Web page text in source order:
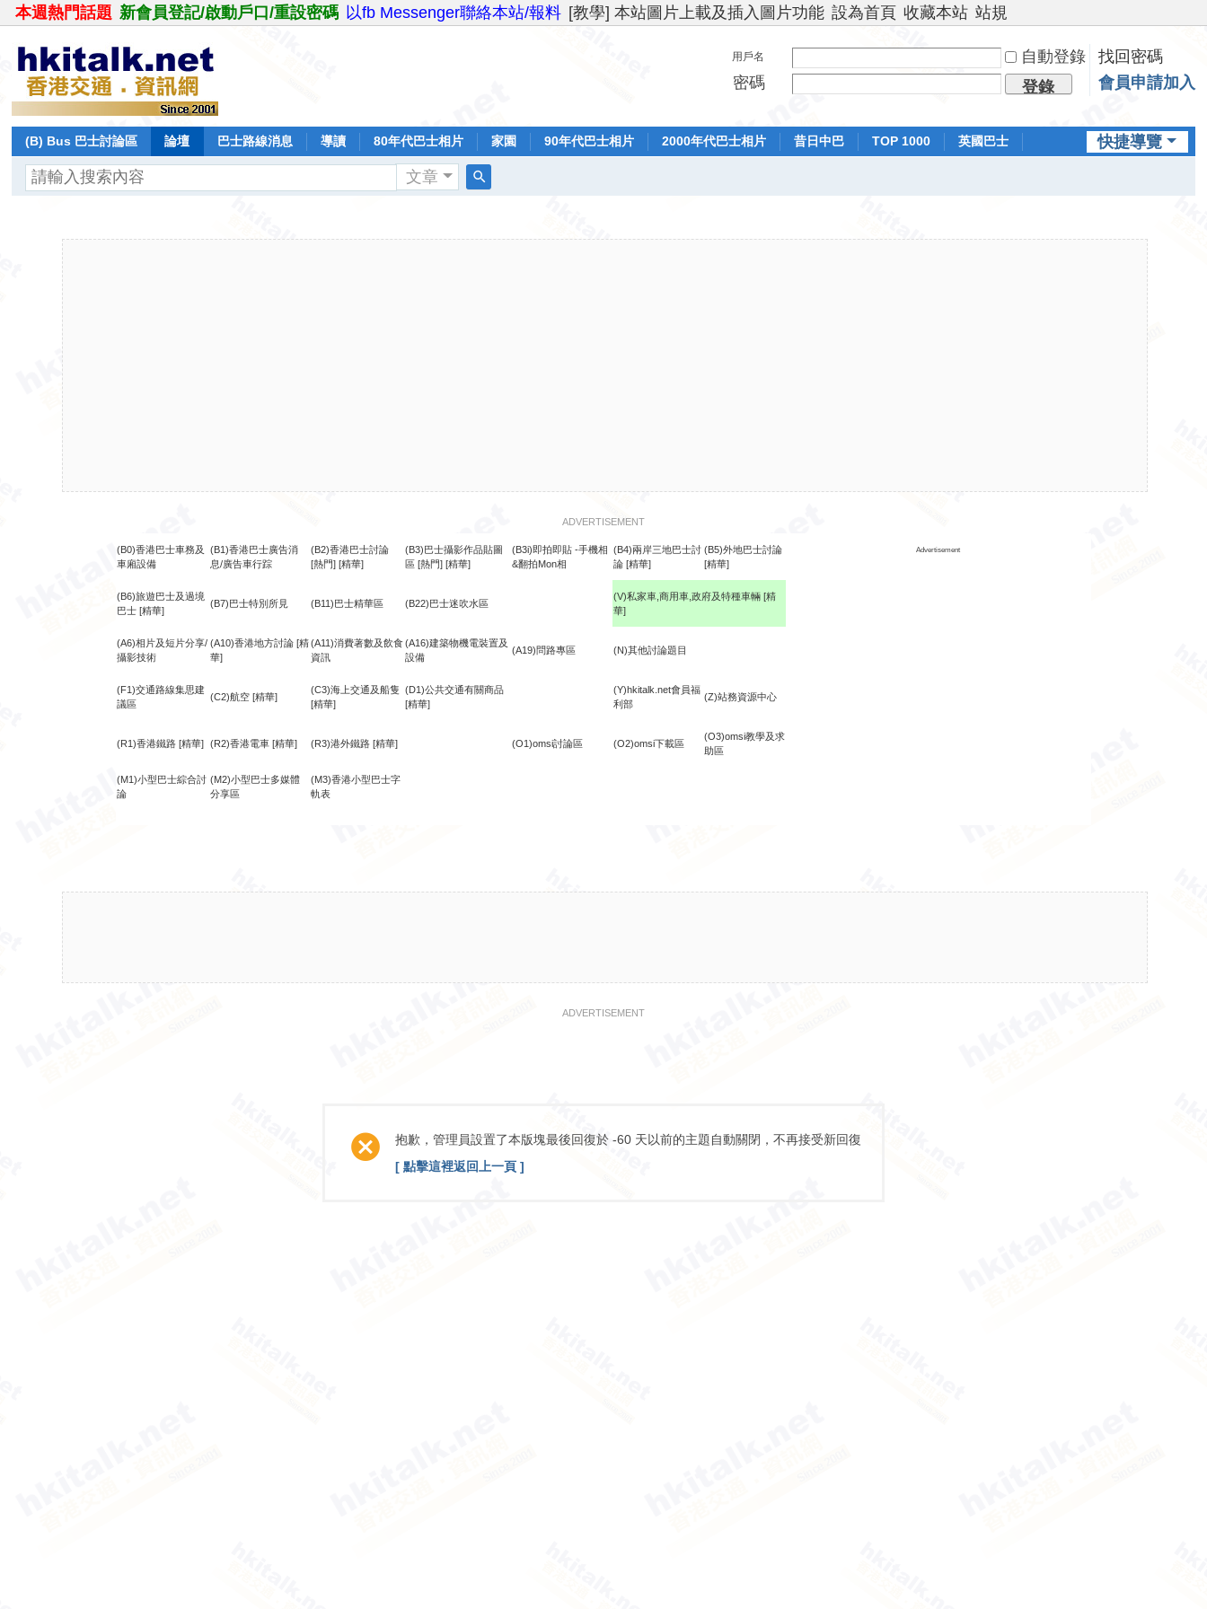
本週熱門話題 新會員登記/啟動戶口/重設密碼 以fb Messenger聯絡本站/報料 [教學] 本站圖片上載及插入圖片功能 設為首頁 收藏本站 站規
用戶名 自動登錄
找回密碼
密碼
登錄 會員申請加入
快捷導覽
(B) Bus 巴士討論區 論壇 巴士路線消息 導讀 80年代巴士相片 家園 90年代巴士相片 2000年代巴士相片 昔日中巴 TOP 1000
英國巴士
文章
ADVERTISEMENT
(B0)香港巴士車務及
車廂設備
(B1)香港巴士廣告消
息/廣告車行踪
(B2)香港巴士討論
[熱門] [精華]
(B3)巴士攝影作品貼圖
區 [熱門] [精華]
(B3i)即拍即貼 -手機相
&翻拍Mon相
(B4)兩岸三地巴士討
論 [精華]
(B5)外地巴士討論
[精華]
Advertisement
(B6)旅遊巴士及過境
巴士 [精華]
(B7)巴士特別所見 (B11)巴士精華區 (B22)巴士迷吹水區
(V)私家車,商用車,政府及特種車輛 [精
華]
(A6)相片及短片分享/
攝影技術
(A10)香港地方討論 [精
華]
(A11)消費著數及飲食
資訊
(A16)建築物機電裝置及
設備
(A19)問路專區 (N)其他討論題目
(F1)交通路線集思建
議區
(C2)航空 [精華]
(C3)海上交通及船隻
[精華]
(D1)公共交通有關商品
[精華]
(Y)hkitalk.net會員福
利部
(Z)站務資源中心
(R1)香港鐵路 [精華] (R2)香港電車 [精華] (R3)港外鐵路 [精華] (O1)omsi討論區 (O2)omsi下載區
(O3)omsi教學及求
助區
(M1)小型巴士綜合討
論
(M2)小型巴士多媒體
分享區
(M3)香港小型巴士字
軌表
ADVERTISEMENT
抱歉，管理員設置了本版塊最後回復於 -60 天以前的主題自動關閉，不再接受新回復
[ 點擊這裡返回上一頁 ]